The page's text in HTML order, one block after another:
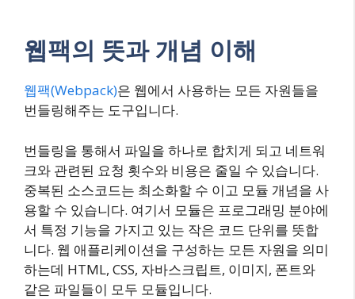
웹팩의 뜻과 개념 이해
웹팩(Webpack)은 웹에서 사용하는 모든 자원들을
번들링해주는 도구입니다.
번들링을 통해서 파일을 하나로 합치게 되고 네트워
크와 관련된 요청 횟수와 비용은 줄일 수 있습니다.
중복된 소스코드는 최소화할 수 이고 모듈 개념을 사
용할 수 있습니다. 여기서 모듈은 프로그래밍 분야에
서 특정 기능을 가지고 있는 작은 코드 단위를 뜻합
니다. 웹 애플리케이션을 구성하는 모든 자원을 의미
하는데 HTML, CSS, 자바스크립트, 이미지, 폰트와
같은 파일들이 모두 모듈입니다.